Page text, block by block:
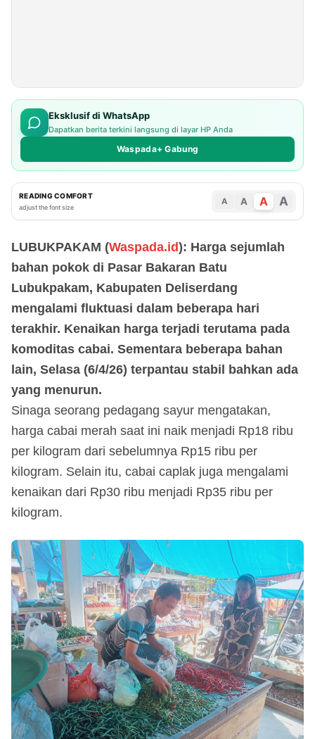
Eksklusif di WhatsApp
Dapatkan berita terkini langsung di layar HP Anda
Waspada+ Gabung
READING COMFORT
adjust the font size
A A A A
LUBUKPAKAM (Waspada.id): Harga sejumlah
bahan pokok di Pasar Bakaran Batu
Lubukpakam, Kabupaten Deliserdang
mengalami fluktuasi dalam beberapa hari
terakhir. Kenaikan harga terjadi terutama pada
komoditas cabai. Sementara beberapa bahan
lain, Selasa (6/4/26) terpantau stabil bahkan ada
yang menurun.
Sinaga seorang pedagang sayur mengatakan,
harga cabai merah saat ini naik menjadi Rp18 ribu
per kilogram dari sebelumnya Rp15 ribu per
kilogram. Selain itu, cabai caplak juga mengalami
kenaikan dari Rp30 ribu menjadi Rp35 ribu per
kilogram.